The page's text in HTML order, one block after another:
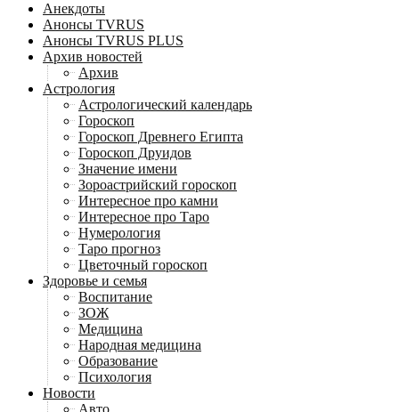
Анекдоты
Анонсы TVRUS
Анонсы TVRUS PLUS
Архив новостей
Архив
Астрология
Астрологический календарь
Гороскоп
Гороскоп Древнего Египта
Гороскоп Друидов
Значение имени
Зороастрийский гороскоп
Интересное про камни
Интересное про Таро
Нумерология
Таро прогноз
Цветочный гороскоп
Здоровье и семья
Воспитание
ЗОЖ
Медицина
Народная медицина
Образование
Психология
Новости